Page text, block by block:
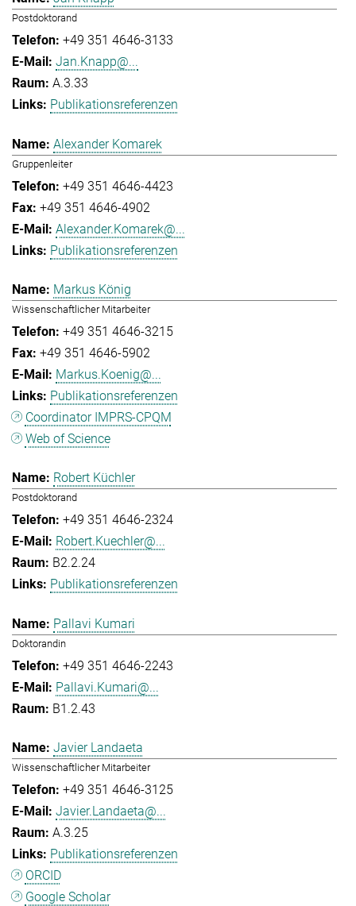
Postdoktorand
+49 351 4646-3133
Jan.Knapp@...
A.3.33
Publikationsreferenzen
Alexander Komarek
Gruppenleiter
+49 351 4646-4423
+49 351 4646-4902
Alexander.Komarek@...
Publikationsreferenzen
Markus König
Wissenschaftlicher Mitarbeiter
+49 351 4646-3215
+49 351 4646-5902
Markus.Koenig@...
Publikationsreferenzen
Coordinator IMPRS-CPQM
Web of Science
Robert Küchler
Postdoktorand
+49 351 4646-2324
Robert.Kuechler@...
B2.2.24
Publikationsreferenzen
Pallavi Kumari
Doktorandin
+49 351 4646-2243
Pallavi.Kumari@...
B1.2.43
Javier Landaeta
Wissenschaftlicher Mitarbeiter
+49 351 4646-3125
Javier.Landaeta@...
A.3.25
Publikationsreferenzen
ORCID
Google Scholar